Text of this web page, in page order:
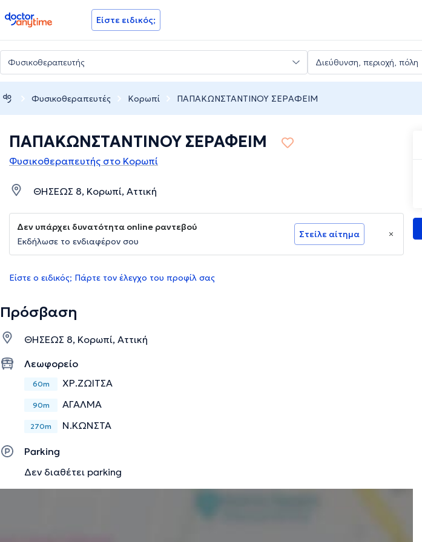
doctoranytime Είστε ειδικός;
Φυσικοθεραπευτές Κορωπί ΠΑΠΑΚΩΝΣΤΑΝΤΙΝΟΥ ΣΕΡΑΦΕΙΜ
ΠΑΠΑΚΩΝΣΤΑΝΤΙΝΟΥ ΣΕΡΑΦΕΙΜ
Φυσικοθεραπευτής στο Κορωπί
ΘΗΣΕΩΣ 8, Κορωπί, Αττική
Δεν υπάρχει δυνατότητα online ραντεβού
Εκδήλωσε το ενδιαφέρον σου
Στείλε αίτημα
Είστε ο ειδικός; Πάρτε τον έλεγχο του προφίλ σας
Πρόσβαση
ΘΗΣΕΩΣ 8, Κορωπί, Αττική
Λεωφορείο
60m ΧΡ.ΖΩΙΤΣΑ
90m ΑΓΑΛΜΑ
270m Ν.ΚΩΝΣΤΑ
Parking
Δεν διαθέτει parking